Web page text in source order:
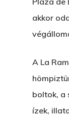
akkor
A La
boltok, a
ízek,